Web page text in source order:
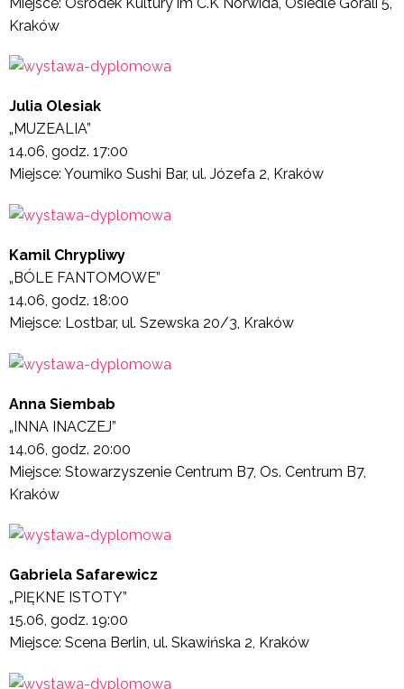
Kraków
Julia Olesiak
„MUZEALIA”
14.06, godz. 17:00
Miejsce: Youmiko Sushi Bar, ul. Józefa 2, Kraków
Kamil Chrypliwy
„BÓLE FANTOMOWE”
14.06, godz. 18:00
Miejsce: Lostbar, ul. Szewska 20/3, Kraków
Anna Siembab
„INNA INACZEJ”
14.06, godz. 20:00
Miejsce: Stowarzyszenie Centrum B7, Os. Centrum B7,
Kraków
Gabriela Safarewicz
„PIĘKNE ISTOTY”
15.06, godz. 19:00
Miejsce: Scena Berlin, ul. Skawińska 2, Kraków